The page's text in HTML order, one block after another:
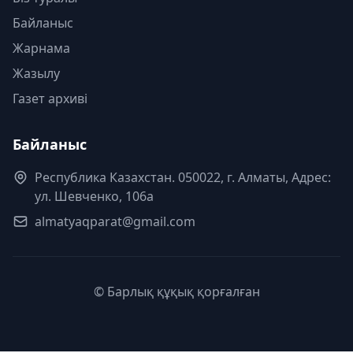
Байланыс
Жарнама
Жазылу
Газет архиві
Байланыс
Республика Казахстан. 050022, г. Алматы, Адрес:
ул. Шевченко, 106а
almatyaqparat@gmail.com
© Барлық құқық қорғалған